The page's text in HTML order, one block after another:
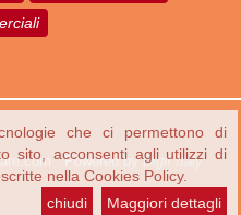
· Powered byDigit Italy
che ci permettono di
sito, acconsenti agli utilizzi di
nella Cookies Policy.
Maggiori dettagli
chiudi